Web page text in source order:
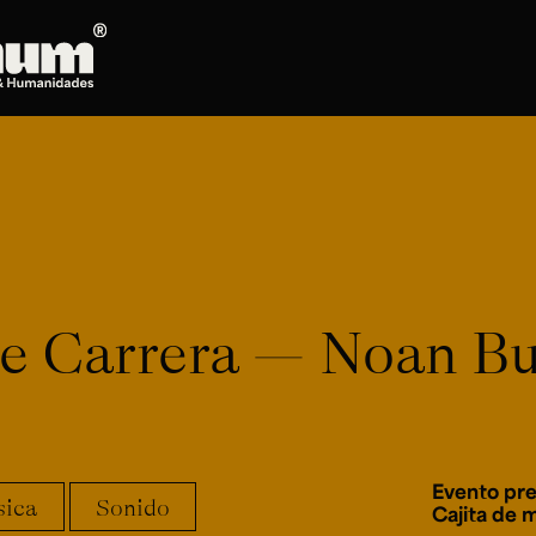
Maestría en Humanidades Digitales
Maestría en Literatura
Oferta de cursos
Carrera — Noan
Sonido
Evento
Cajita de